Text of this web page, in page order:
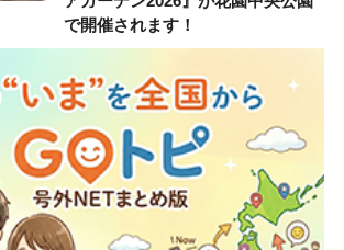
で開催されます！